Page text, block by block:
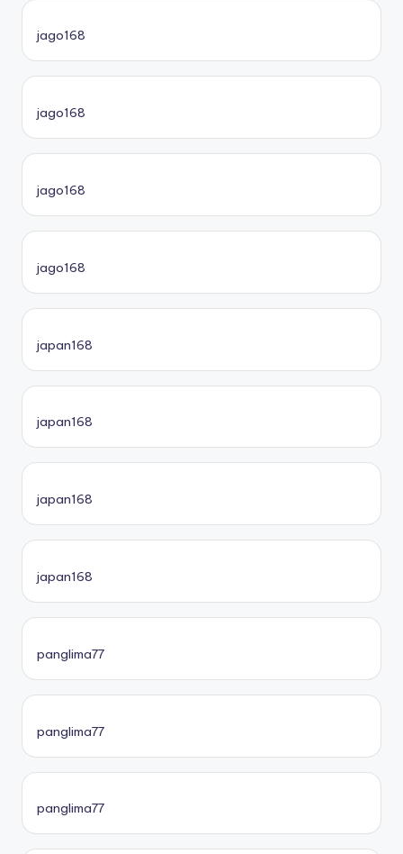
jago168
jago168
jago168
jago168
japan168
japan168
japan168
japan168
panglima77
panglima77
panglima77